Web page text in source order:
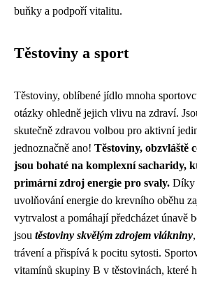
buňky a podpoří vitalitu.
Těstoviny a sport
Těstoviny, oblíbené jídlo mnoha
otázky ohledně jejich vlivu na zdraví.
skutečně zdravou volbou pro aktivní
jednoznačně ano! Těstoviny, obzvláště
jsou bohaté na komplexní sacharidy,
primární zdroj energie pro svaly. Díky
uvolňování energie do krevního oběhu
vytrvalost a pomáhají předcházet únavě
jsou těstoviny skvělým zdrojem vlákniny
trávení a přispívá k pocitu sytosti.
vitamínů skupiny B v těstovinách, které